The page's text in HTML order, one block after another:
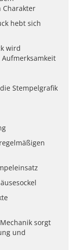
Charakter
hebt sich
wird
Stempelgrafik
sorgt
und